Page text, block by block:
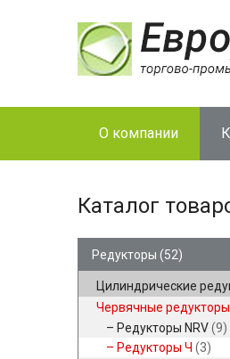
О компании
Каталог
Редукторы (52)
Цилиндрические
Червячные редукторы
Редукторы NRV(9)
Редукторы Ч (3)